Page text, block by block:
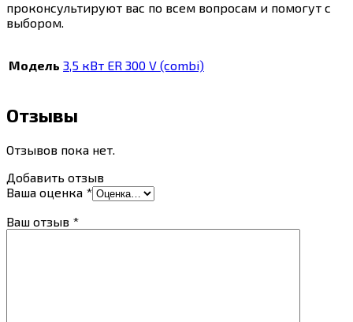
проконсультируют вас по всем вопросам и помогут с
выбором.
Модель 3,5 кВт ER 300 V (combi)
Отзывы
Отзывов пока нет.
Добавить отзыв
Ваша оценка *
Ваш отзыв *